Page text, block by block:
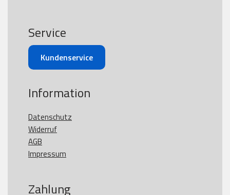
Service
Kundenservice
Information
Datenschutz
Widerruf
AGB
Impressum
Zahlung